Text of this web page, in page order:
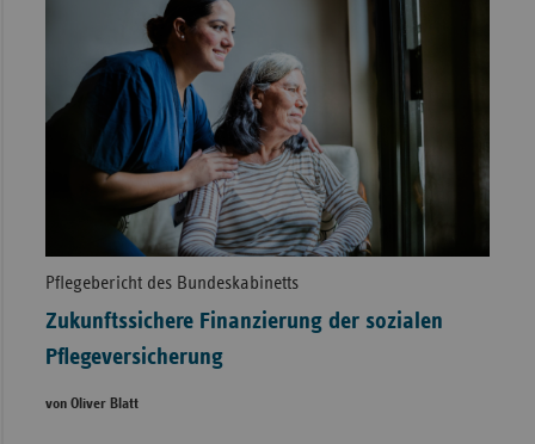
Pflegebericht des Bundeskabinetts
Zukunftssichere Finanzierung der sozialen
Pflegeversicherung
von Oliver Blatt